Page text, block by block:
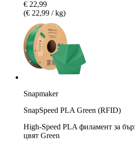
€ 22,99
(€ 22,99 / kg)
Snapmaker
SnapSpeed PLA Green (RFID)
High-Speed PLA филамент за
цвят Green